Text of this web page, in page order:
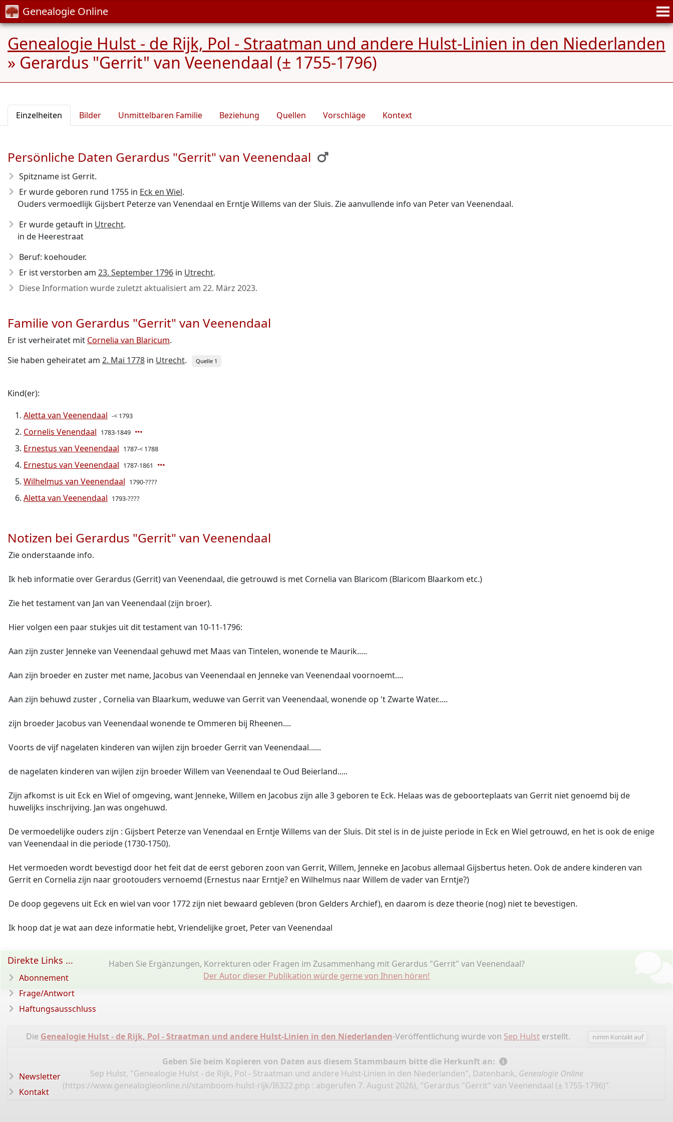
Genealogie Online
Genealogie Hulst - de Rijk, Pol - Straatman und andere Hulst-Linien in den Niederlanden
» Gerardus "Gerrit" van Veenendaal (± 1755-1796)
Einzelheiten Bilder Unmittelbaren Familie Beziehung Quellen Vorschläge Kontext
Persönliche Daten Gerardus "Gerrit" van Veenendaal
Spitzname ist Gerrit.
Er wurde geboren rund 1755 in Eck en Wiel.
Ouders vermoedlijk Gijsbert Peterze van Venendaal en Erntje Willems van der Sluis. Zie aanvullende info van Peter van Veenendaal.
Er wurde getauft in Utrecht.
in de Heerestraat
Beruf: koehouder.
Er ist verstorben am 23. September 1796 in Utrecht.
Diese Information wurde zuletzt aktualisiert am 22. März 2023.
Familie von Gerardus "Gerrit" van Veenendaal
Er ist verheiratet mit Cornelia van Blaricum.
Sie haben geheiratet am 2. Mai 1778 in Utrecht. Quelle 1
Kind(er):
Aletta van Veenendaal -< 1793
Cornelis Venendaal 1783-1849
Ernestus van Veenendaal 1787-< 1788
Ernestus van Veenendaal 1787-1861
Wilhelmus van Veenendaal 1790-????
Aletta van Veenendaal 1793-????
Notizen bei Gerardus "Gerrit" van Veenendaal
Zie onderstaande info.
Ik heb informatie over Gerardus (Gerrit) van Veenendaal, die getrouwd is met Cornelia van Blaricom (Blaricom Blaarkom etc.)
Zie het testament van Jan van Veenendaal (zijn broer).
Hier volgen een paar stukjes uit dit testament van 10-11-1796:
Aan zijn zuster Jenneke van Veenendaal gehuwd met Maas van Tintelen, wonende te Maurik.....
Aan zijn broeder en zuster met name, Jacobus van Veenendaal en Jenneke van Veenendaal voornoemt....
Aan zijn behuwd zuster , Cornelia van Blaarkum, weduwe van Gerrit van Veenendaal, wonende op 't Zwarte Water.....
zijn broeder Jacobus van Veenendaal wonende te Ommeren bij Rheenen....
Voorts de vijf nagelaten kinderen van wijlen zijn broeder Gerrit van Veenendaal......
de nagelaten kinderen van wijlen zijn broeder Willem van Veenendaal te Oud Beierland.....
Zijn afkomst is uit Eck en Wiel of omgeving, want Jenneke, Willem en Jacobus zijn alle 3 geboren te Eck. Helaas was de geboorteplaats van Gerrit niet genoemd bij de
huwelijks inschrijving. Jan was ongehuwd.
De vermoedelijke ouders zijn : Gijsbert Peterze van Venendaal en Erntje Willems van der Sluis. Dit stel is in de juiste periode in Eck en Wiel getrouwd, en het is ook de enige
van Veenendaal in die periode (1730-1750).
Het vermoeden wordt bevestigd door het feit dat de eerst geboren zoon van Gerrit, Willem, Jenneke en Jacobus allemaal Gijsbertus heten. Ook de andere kinderen van
Gerrit en Cornelia zijn naar grootouders vernoemd (Ernestus naar Erntje? en Wilhelmus naar Willem de vader van Erntje?)
De doop gegevens uit Eck en wiel van voor 1772 zijn niet bewaard gebleven (bron Gelders Archief), en daarom is deze theorie (nog) niet te bevestigen.
Ik hoop dat je wat aan deze informatie hebt, Vriendelijke groet, Peter van Veenendaal
Haben Sie Ergänzungen, Korrekturen oder Fragen im Zusammenhang mit Gerardus "Gerrit" van Veenendaal?
Der Autor dieser Publikation würde gerne von Ihnen hören!
Die Genealogie Hulst - de Rijk, Pol - Straatman und andere Hulst-Linien in den Niederlanden-Veröffentlichung wurde von Sep Hulsterstellt. nimm Kontakt auf
Geben Sie beim Kopieren von Daten aus diesem Stammbaum bitte die Herkunft an:
Sep Hulst, "Genealogie Hulst - de Rijk, Pol - Straatman und andere Hulst-Linien in den Niederlanden", Datenbank, Genealogie Online
(https://www.genealogieonline.nl/stamboom-hulst-rijk/I6322.php : abgerufen 7. August 2026), "Gerardus "Gerrit" van Veenendaal (± 1755-1796)".
Direkte Links ...
Abonnement
Frage/Antwort
Haftungsausschluss
Newsletter
Kontakt